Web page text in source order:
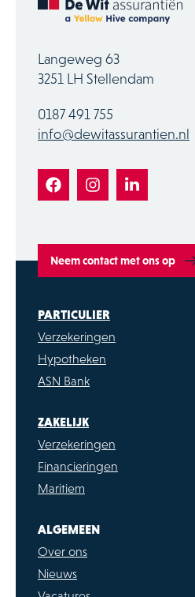
0187 763 028
Boekhouding
0187 763 021
Hypotheken
Schade
Langeweg 63
3251 LH Stellendam
0187 491 755
info@dewitassurantien.nl
Neem contact met ons op
PARTICULIER
Verzekeringen
Hypotheken
ASN Bank
ZAKELIJK
Verzekeringen
Financieringen
Maritiem
ALGEMEEN
Over ons
Nieuws